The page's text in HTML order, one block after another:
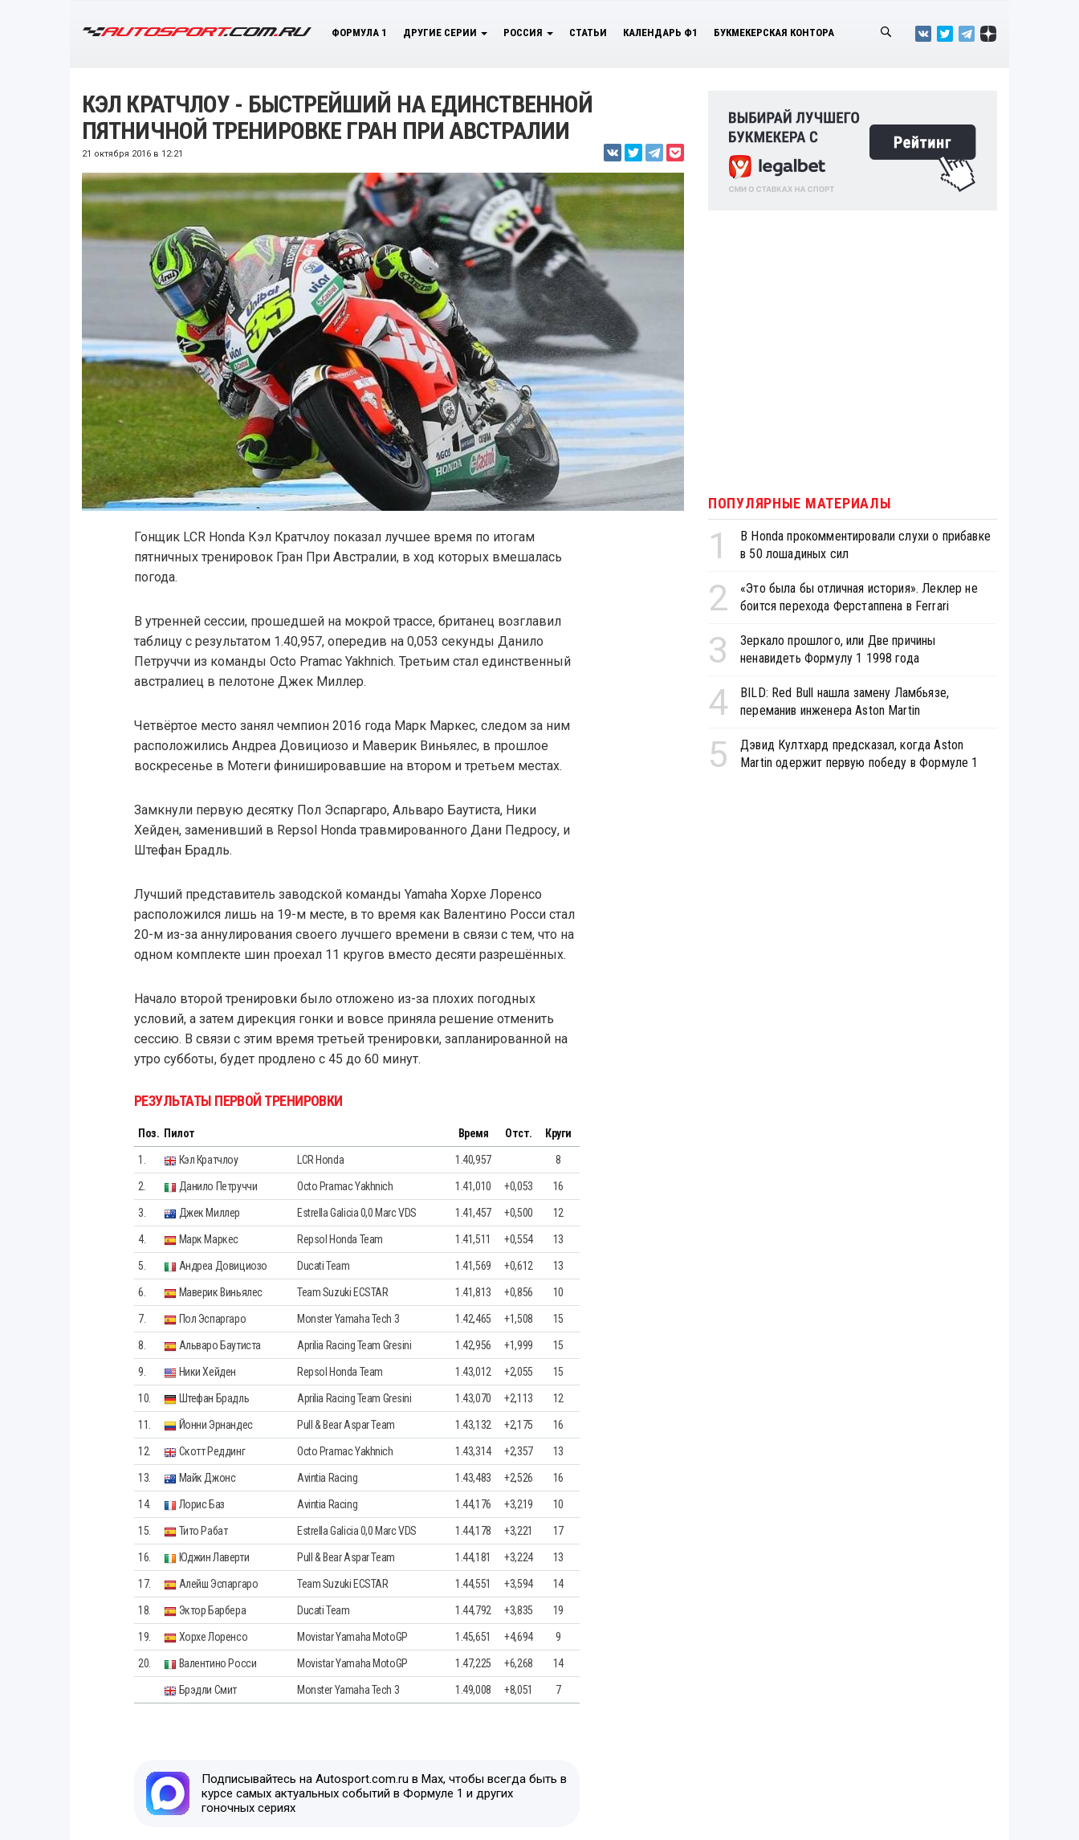
ФОРМУЛА 1 ДРУГИЕ СЕРИИ РОССИЯ СТАТЬИ КАЛЕНДАРЬ Ф1 БУКМЕКЕРСКАЯ КОНТОРА
КЭЛ КРАТЧЛОУ - БЫСТРЕЙШИЙ НА ЕДИНСТВЕННОЙ
ПЯТНИЧНОЙ ТРЕНИРОВКЕ ГРАН ПРИ АВСТРАЛИИ
21 октября 2016 в 12:21
Гонщик LCR Honda Кэл Кратчлоу показал лучшее время по итогам
пятничных тренировок Гран При Австралии, в ход которых вмешалась
погода.
В утренней сессии, прошедшей на мокрой трассе, британец возглавил
таблицу с результатом 1.40,957, опередив на 0,053 секунды Данило
Петруччи из команды Octo Pramac Yakhnich. Третьим стал единственный
австралиец в пелотоне Джек Миллер.
Четвёртое место занял чемпион 2016 года Марк Маркес, следом за ним
расположились Андреа Довициозо и Маверик Виньялес, в прошлое
воскресенье в Мотеги финишировавшие на втором и третьем местах.
Замкнули первую десятку Пол Эспаргаро, Альваро Баутиста, Ники
Хейден, заменивший в Repsol Honda травмированного Дани Педросу, и
Штефан Брадль.
Лучший представитель заводской команды Yamaha Хорхе Лоренсо
расположился лишь на 19-м месте, в то время как Валентино Росси стал
20-м из-за аннулирования своего лучшего времени в связи с тем, что на
одном комплекте шин проехал 11 кругов вместо десяти разрешённых.
Начало второй тренировки было отложено из-за плохих погодных
условий, а затем дирекция гонки и вовсе приняла решение отменить
сессию. В связи с этим время третьей тренировки, запланированной на
утро субботы, будет продлено с 45 до 60 минут.
РЕЗУЛЬТАТЫ ПЕРВОЙ ТРЕНИРОВКИ
Поз. Пилот Время Отст. Круги
1. Кэл Кратчлоу LCR Honda 1.40,957 8
2. Данило Петруччи Octo Pramac Yakhnich 1.41,010 +0,053 16
3. Джек Миллер Estrella Galicia 0,0 Marc VDS 1.41,457 +0,500 12
4. Марк Маркес Repsol Honda Team 1.41,511 +0,554 13
5. Андреа Довициозо Ducati Team 1.41,569 +0,612 13
6. Маверик Виньялес Team Suzuki ECSTAR 1.41,813 +0,856 10
7. Пол Эспаргаро Monster Yamaha Tech 3 1.42,465 +1,508 15
8. Альваро Баутиста Aprilia Racing Team Gresini 1.42,956 +1,999 15
9. Ники Хейден Repsol Honda Team 1.43,012 +2,055 15
10. Штефан Брадль Aprilia Racing Team Gresini 1.43,070 +2,113 12
11. Йонни Эрнандес Pull & Bear Aspar Team 1.43,132 +2,175 16
12. Скотт Реддинг Octo Pramac Yakhnich 1.43,314 +2,357 13
13. Майк Джонс Avintia Racing 1.43,483 +2,526 16
14. Лорис Баз Avintia Racing 1.44,176 +3,219 10
15. Тито Рабат Estrella Galicia 0,0 Marc VDS 1.44,178 +3,221 17
16. Юджин Лаверти Pull & Bear Aspar Team 1.44,181 +3,224 13
17. Алейш Эспаргаро Team Suzuki ECSTAR 1.44,551 +3,594 14
18. Эктор Барбера Ducati Team 1.44,792 +3,835 19
19. Хорхе Лоренсо Movistar Yamaha MotoGP 1.45,651 +4,694 9
20. Валентино Росси Movistar Yamaha MotoGP 1.47,225 +6,268 14
Брэдли Смит Monster Yamaha Tech 3 1.49,008 +8,051 7
Подписывайтесь на Autosport.com.ru в Max, чтобы всегда быть в
курсе самых актуальных событий в Формуле 1 и других
гоночных сериях
ПОПУЛЯРНЫЕ МАТЕРИАЛЫ
1
В Honda прокомментировали слухи о прибавке
в 50 лошадиных сил
2
«Это была бы отличная история». Леклер не
боится перехода Ферстаппена в Ferrari
3
Зеркало прошлого, или Две причины
ненавидеть Формулу 1 1998 года
4
BILD: Red Bull нашла замену Ламбьязе,
переманив инженера Aston Martin
5
Дэвид Култхард предсказал, когда Aston
Martin одержит первую победу в Формуле 1